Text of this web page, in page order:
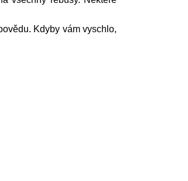
Kdyby vám vyschlo,